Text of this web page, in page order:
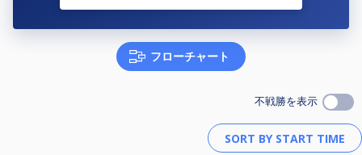
フローチャート
不戦勝を表示